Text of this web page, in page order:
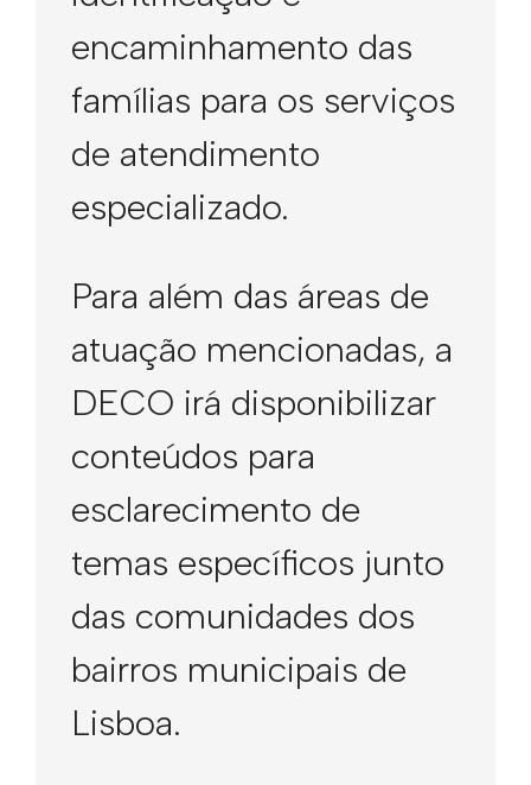
encaminhamento das
famílias para os serviços
de atendimento
especializado.
Para além das áreas de
atuação mencionadas, a
DECO irá disponibilizar
conteúdos para
esclarecimento de
temas específicos junto
das comunidades dos
bairros municipais de
Lisboa.